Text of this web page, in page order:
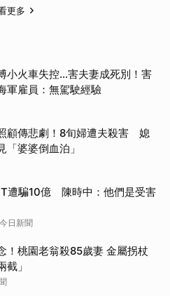
更多
小火車失控…害夫妻成死別！害
軍雇員：無駕駛經驗
顧傳悲劇！8旬婦遭夫殺害 媳
「婆婆倒血泊」
遭騙10億 陳時中：他們是受害
日新聞
！桃園老翁殺85歲妻 金屬拐杖
截」